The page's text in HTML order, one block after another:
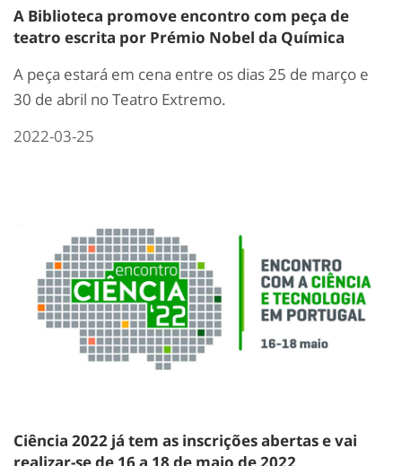
A Biblioteca promove encontro com peça de
teatro escrita por Prémio Nobel da Química
A peça estará em cena entre os dias 25 de março e
30 de abril no Teatro Extremo.
2022-03-25
Ciência 2022 já tem as inscrições abertas e vai